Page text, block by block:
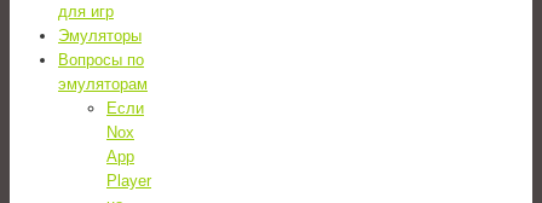
для игр
Эмуляторы
Вопросы по
эмуляторам
Если
Nox
App
Player